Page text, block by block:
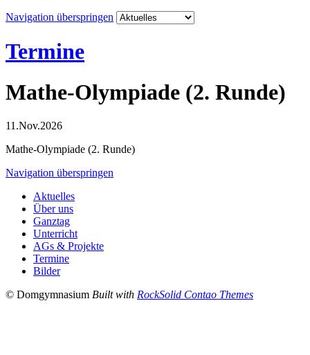
Navigation überspringen
Termine
Mathe-Olympiade (2. Runde)
11.Nov.2026
Mathe-Olympiade (2. Runde)
Navigation überspringen
Aktuelles
Über uns
Ganztag
Unterricht
AGs & Projekte
Termine
Bilder
© Domgymnasium Built with RockSolid Contao Themes